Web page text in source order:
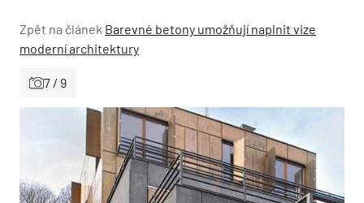
Zpět na článek Barevné betony umožňují naplnit vize
moderní architektury
7 / 9